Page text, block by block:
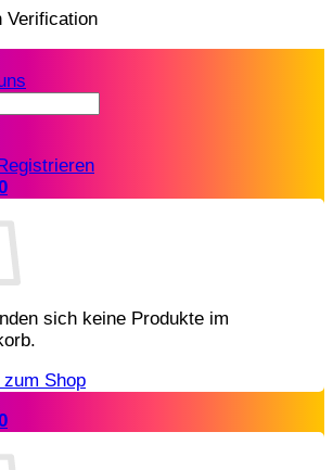
VerificationZum
sich keine Produkte im
Shop